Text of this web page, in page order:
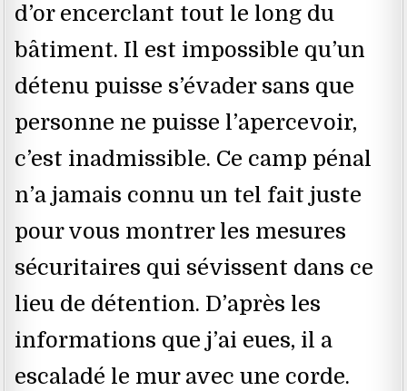
d’or encerclant tout le long du
bâtiment. Il est impossible qu’un
détenu puisse s’évader sans que
personne ne puisse l’apercevoir,
c’est inadmissible. Ce camp pénal
n’a jamais connu un tel fait juste
pour vous montrer les mesures
sécuritaires qui sévissent dans ce
lieu de détention. D’après les
informations que j’ai eues, il a
escaladé le mur avec une corde.